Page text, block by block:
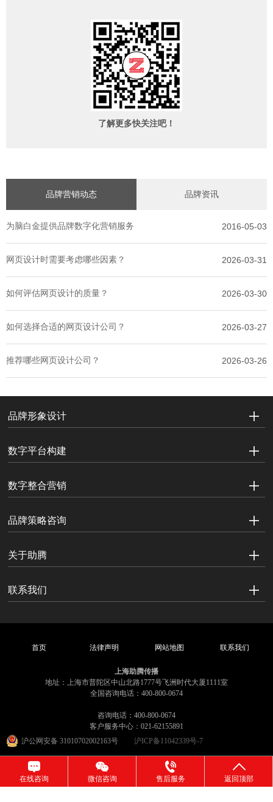
了解更多快关注吧！
品牌营销动态 品牌资讯
为脑白金提供品牌数字化营销服务 2016-05-03
网页设计时需要考虑哪些因素？ 2026-03-31
如何评估网页设计的质量？ 2026-03-30
如何选择合适的网页设计公司？ 2026-03-27
推荐哪些网页设计公司？ 2026-03-26
品牌形象设计
数字平台构建
数字整合营销
品牌策略咨询
关于助腾
联系我们
首页 法律声明 网站地图 联系我们
上海助腾传播
地址：上海市普陀区中山北路1777号飞洲时代大厦1111室
全国咨询电话：400-800-0674
咨询电话：400-800-0674
客户服务中心：021-62155891
沪公网安备 31010702002163号
沪ICP备11042339号-7
在线咨询 微信咨询 售后服务 返回顶部